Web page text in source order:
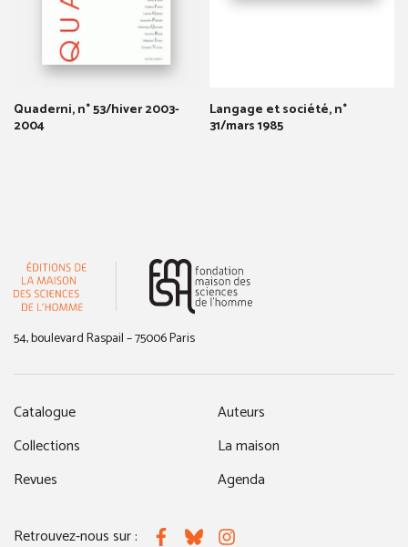
Quaderni, n° 53/hiver 2003-
2004
Langage et société, n°
31/mars 1985
54, boulevard Raspail – 75006 Paris
Catalogue
Collections
Revues
Auteurs
La maison
Agenda
Retrouvez-nous sur : FacebookBlueskyInstagram